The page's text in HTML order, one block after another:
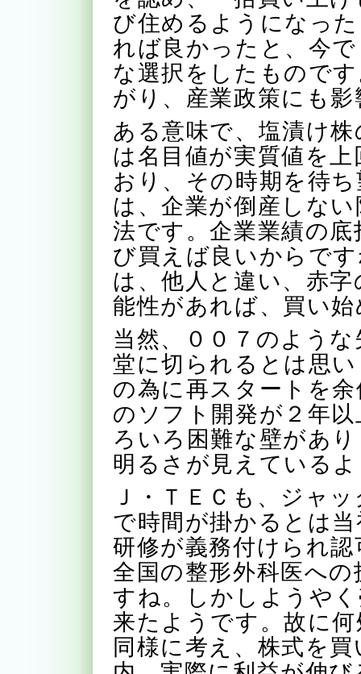
び住めるようになっ
れば良かったと、今
な選択をしたもので
がり、産業政策にも
ある意味で、塩漬け
は名目値が実質値を
おり、その時期を待
は、企業が倒産しな
法です。企業業績の
び買えば良いからで
は、他人と違い、赤
能性があれば、買い
当然、００７のよう
堂に切られるとは思
の為に再スタートを
のソフト開発が２年
ろいろ困難な壁があ
明るさが見えている
Ｊ・ＴＥＣも、ジャ
で時間が掛かるとは
研修が義務付けられ
全国の整形外科医へ
すね。しかしようや
来たようです。故に
同様に考え、株式を